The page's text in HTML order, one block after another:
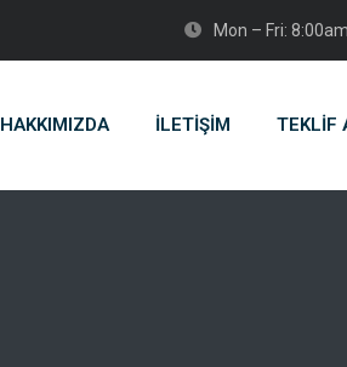
Mon – Fri:
HAKKIMIZDA İLETİŞİM TEKLİF